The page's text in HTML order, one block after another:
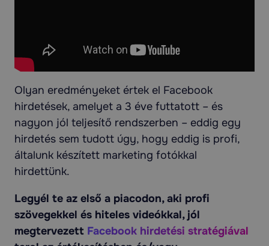
Olyan eredményeket értek el Facebook
hirdetések, amelyet a 3 éve futtatott – és
nagyon jól teljesítő rendszerben – eddig egy
hirdetés sem tudott úgy, hogy eddig is profi,
általunk készített marketing fotókkal
hirdettünk.
Legyél te az első a piacodon, aki profi
szövegekkel és hiteles videókkal, jól
megtervezett Facebook hirdetési stratégiával